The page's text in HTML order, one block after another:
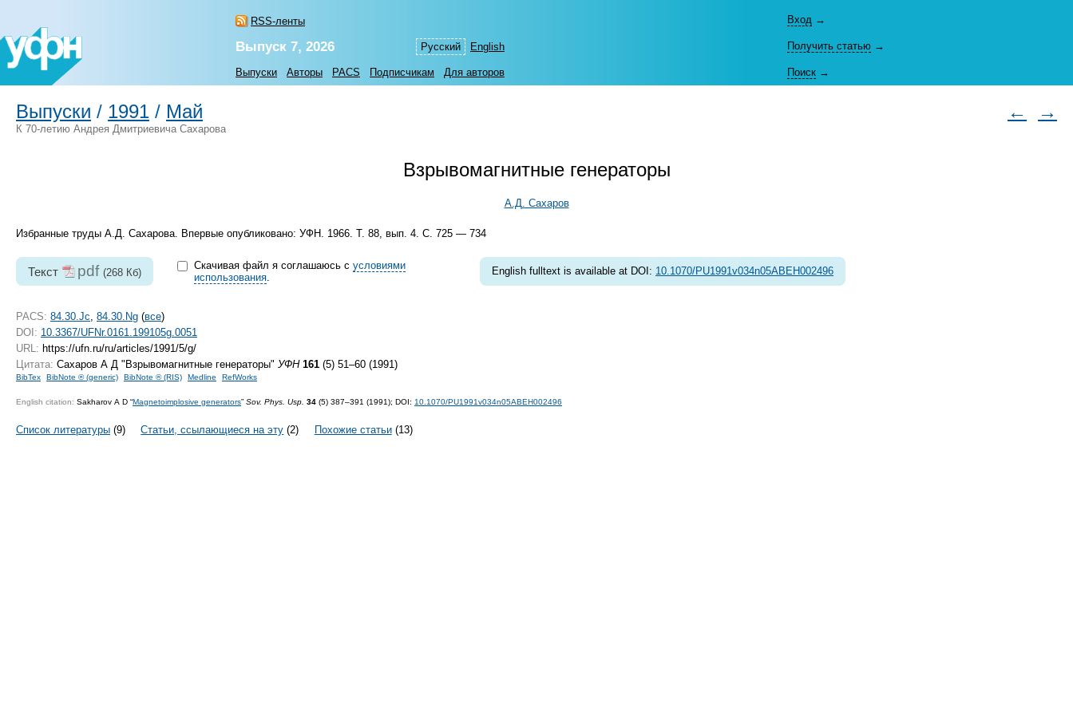
RSS-ленты
Русский English
Вход →
Выпуск 7, 2026 Получить статью →
Выпуски Авторы PACS Подписчикам Для авторов Поиск →
Выпуски / 1991 / Май ← →
К 70-летию Андрея Дмитриевича Сахарова
Взрывомагнитные генераторы
А.Д. Сахаров
Избранные труды А.Д. Сахарова. Впервые опубликовано: УФН. 1966. Т. 88, вып. 4. С. 725 — 734
Текст pdf (268 Кб)
Скачивая файл я соглашаюсь с условиями
использования.
English fulltext is available at DOI: 10.1070/PU1991v034n05ABEH002496
PACS: 84.30.Jc 84.30.Ng (все)
DOI: 10.3367/UFNr.0161.199105g.0051
URL: https://ufn.ru/ru/articles/1991/5/g/
Цитата: Сахаров А Д "Взрывомагнитные генераторы" УФН 161 (5) 51–60 (1991)
BibTex BibNote ® (generic) BibNote ® (RIS) Medline RefWorks
English citation: Sakharov A D “Magnetoimplosive generators” Sov. Phys. Usp. 34 (5) 387–391 (1991); DOI: 10.1070/PU1991v034n05ABEH002496
Список литературы (9) Статьи, ссылающиеся на эту (2) Похожие статьи(13)